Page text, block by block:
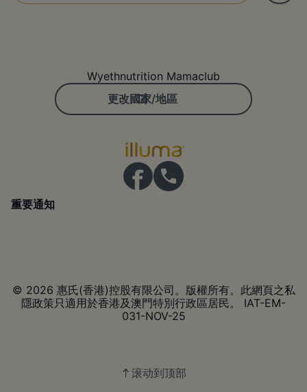
Wyethnutrition Mamaclub
更改國家/地區
重要通知
© 2026 惠氏(香港)控股有限公司。版權所有。此網頁之私
隱政策只適用於香港及澳門特別行政區居民。 IAT-EM-
031-NOV-25
滚动到顶部